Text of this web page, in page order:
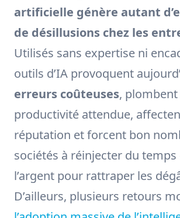
artificielle génère autant
de désillusions chez les
Utilisés sans expertise ni
outils d’IA provoquent
erreurs coûteuses, plombent
productivité attendue,
réputation et forcent bon
sociétés à réinjecter du temps
l’argent pour rattraper les
D’ailleurs, plusieurs retours